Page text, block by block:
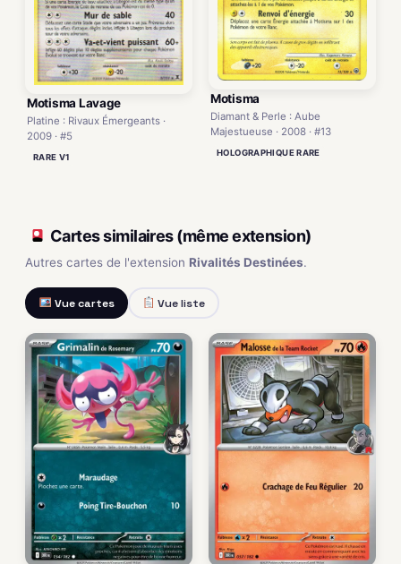
Motisma Lavage
Platine : Rivaux Émergeants ·
2009 · #5
RARE V1
Motisma
Diamant & Perle : Aube
Majestueuse · 2008 · #13
HOLOGRAPHIQUE RARE
Cartes similaires (même extension)
Autres cartes de l'extension Rivalités Destinées.
Vue cartes Vue liste